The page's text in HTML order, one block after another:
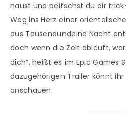
haust und peitschst du dir
Weg ins Herz einer
aus Tausendundeine Nacht
doch wenn die Zeit abläuft,
dich”, heißt es im Epic Games
dazugehörigen Trailer könnt
anschauen: